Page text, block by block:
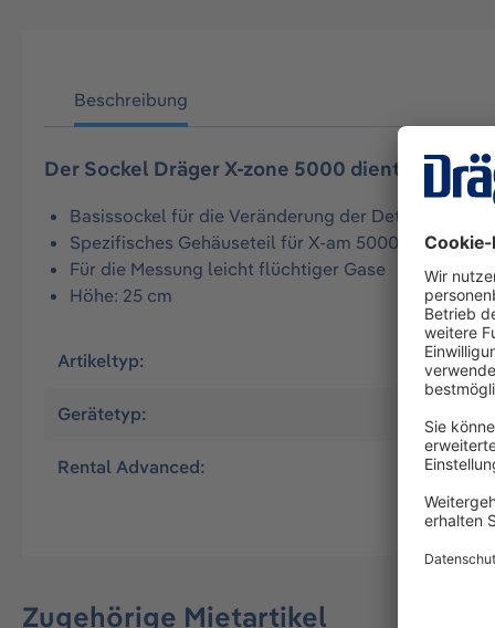
Beschreibung
Der Sockel Dräger X-zone 5000 dient als
Basissockel für die Veränderung der
Spezifisches Gehäuseteil für X-am 5000/5600 (X-
Für die Messung leicht flüchtiger Gase
Höhe: 25 cm
Artikeltyp:
Gerätetyp:
Rental Advanced: Ja
Zugehörige Mietartikel